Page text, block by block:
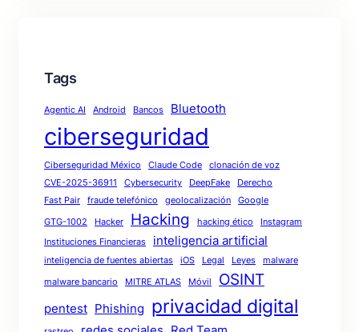
Tags
Agentic AI Android Bancos Bluetooth
ciberseguridad
Ciberseguridad México Claude Code
clonación de voz
CVE-2025-36911
Cybersecurity DeepFake
Derecho
Fast Pair
fraude telefónico geolocalización Google
GTG-1002 Hacker Hacking hacking ético
Instagram
Instituciones Financieras
inteligencia artificial
inteligencia de fuentes abiertas iOS Legal Leyes malware
malware bancario MITRE ATLAS Móvil OSINT
pentest Phishing privacidad digital